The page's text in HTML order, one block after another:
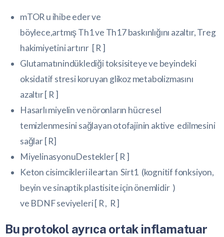
mTOR u ihibe eder ve
böylece,artmışTh1ve Th17baskınlığını azaltır,Treg
hakimiyetini artırır [R ]
Glutamatınindüklediği toksisiteye ve beyindeki
oksidatif stresi koruyan glikoz metabolizmasını
azaltır [ R ]
Hasarlı miyelin ve nöronların hücresel
temizlenmesini sağlayanotofajinin aktive edilmesini
sağlar [R]
MiyelinasyonuDestekler [ R ]
Keton cisimcikleri ileartanSirt1 (kognitif fonksiyon,
beyin vesinaptik plastisiteiçin önemlidir )
ve BDNFseviyeleri [ R, R]
Bu protokol ayrıca ortak inflamatuar